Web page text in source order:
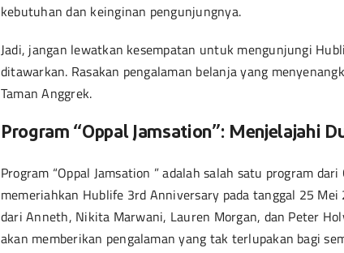
kebutuhan dan keinginan pengunjungnya.
Jadi, jangan lewatkan kesempatan untuk mengunjungi
ditawarkan. Rasakan pengalaman belanja yang
Taman Anggrek.
Program “Oppal Jamsation”: Menjelajahi
Program “Oppal Jamsation ” adalah salah satu program
memeriahkan Hublife 3rd Anniversary pada tanggal 25
dari Anneth, Nikita Marwani, Lauren Morgan, dan Peter
akan memberikan pengalaman yang tak terlupakan bagi